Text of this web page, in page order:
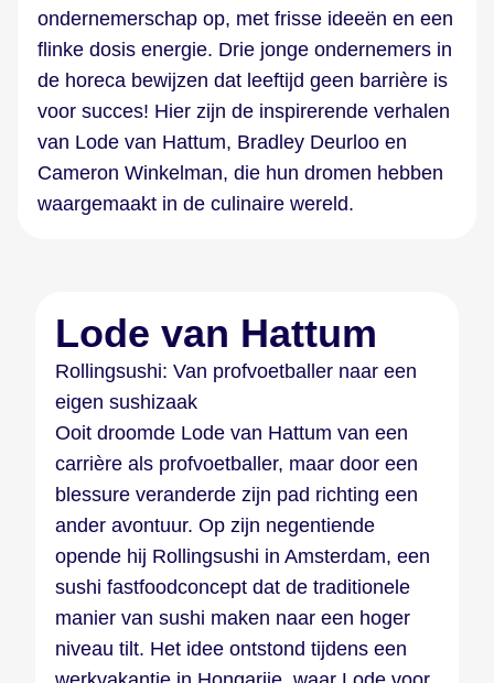
ondernemerschap op, met frisse ideeën en een
flinke dosis energie. Drie jonge ondernemers in
de horeca bewijzen dat leeftijd geen barrière is
voor succes! Hier zijn de inspirerende verhalen
van Lode van Hattum, Bradley Deurloo en
Cameron Winkelman, die hun dromen hebben
waargemaakt in de culinaire wereld.
Lode van Hattum
Rollingsushi: Van profvoetballer naar een
eigen sushizaak
Ooit droomde Lode van Hattum van een
carrière als profvoetballer, maar door een
blessure veranderde zijn pad richting een
ander avontuur. Op zijn negentiende
opende hij Rollingsushi in Amsterdam, een
sushi fastfoodconcept dat de traditionele
manier van sushi maken naar een hoger
niveau tilt. Het idee ontstond tijdens een